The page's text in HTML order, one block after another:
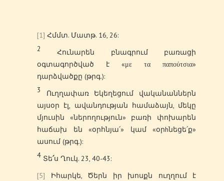
[1] Հմմտ. Մատթ. 16, 26:
2 Հունարեն բնագրում բառացի
օգտագործված է «με τα παπούτσια»
դարձվածքը (թրգ.):
3 Ուղղափառ Եկեղեցում վականաններն
այսօր էլ, ավանդության համաձայն, մեկը
մյուսին «ներողություն» բառի փոխարեն
հաճախ են «օրհնյա՛» կամ «օրhնեցե՛ք»
ասում (թրգ.):
4 Տե՛ս Ղուկ. 23, 40-43:
[5] Իհարկե, Ծերն իր խոսքն ուղղում է